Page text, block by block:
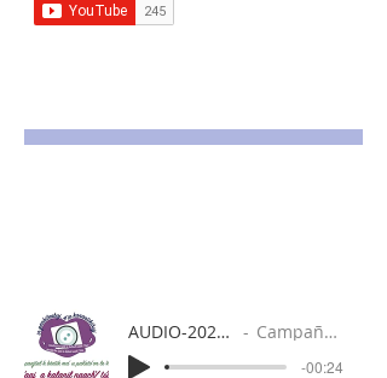
AUDIO-2020-11-25-17-35-56 (online-audio- Campaña "me quiero me cuido" spot 3.
-00:24